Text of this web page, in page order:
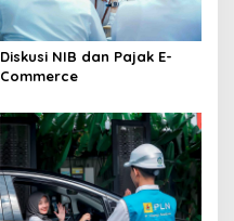
Diskusi NIB dan Pajak E-
Commerce